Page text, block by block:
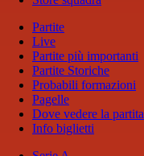
Partite
Live
Partite più importanti
Partite Storiche
Probabili formazioni
Pagelle
Dove vedere la partita
Info biglietti